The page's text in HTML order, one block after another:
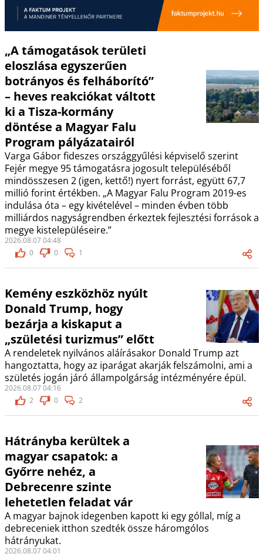
„A támogatások területi
eloszlása egyszerűen
botrányos és felháborító”
– heves reakciókat váltott
ki a Tisza-kormány
döntése a Magyar Falu
Program pályázatairól
Varga Gábor fideszes országgyűlési képviselő szerint
Fejér megye 95 támogatásra jogosult településéből
mindösszesen 2 (igen, kettő!) nyert forrást, együtt 67,7
millió forint értékben. „A Magyar Falu Program 2019-es
indulása óta – egy kivételével – minden évben több
milliárdos nagyságrendben érkeztek fejlesztési források a
megye kistelepüléseire.”
2026.08.07 04:48
0
0 1
Kemény eszközhöz nyúlt
Donald Trump, hogy
bezárja a kiskaput a
„születési turizmus” előtt
A rendeletek nyilvános aláírásakor Donald Trump azt
hangoztatta, hogy az iparágat akarják felszámolni, ami a
születés jogán járó állampolgárság intézményére épül.
2026.08.07 04:16
2
0 2
Hátrányba kerültek a
magyar csapatok: a
Győrre nehéz, a
Debrecenre szinte
lehetetlen feladat vár
A magyar bajnok idegenben kapott ki egy góllal, míg a
debreceniek itthon szedték össze háromgólos
hátrányukat.
2026.08.07 04:01